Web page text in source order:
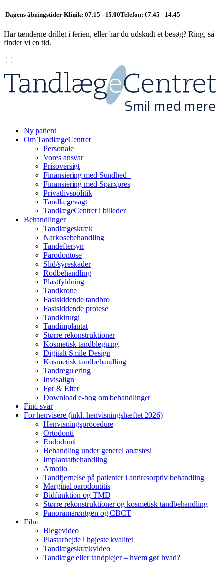
Dagens åbningstider Klinik: 07.15 - 15.00Telefon: 07.45 - 14.45
Har tænderne drillet i ferien, eller har du udskudt et besøg? Ring, så
finder vi en tid.
Smil med mere
Ny patient
Om TandlægeCentret
Personale
Vores ansvar
Prisoversigt
Finansiering med Sundhed+
Finansiering med Sparxpres
Privatlivspolitik
Tandlægevagt
TandlægeCentret i billeder
Behandlinger
Tandlægeskræk
Narkosebehandling
Tandeftersyn
Parodontose
Slid/syreskader
Rodbehandling
Plastfyldning
Tandkrone
Fastsiddende tandbro
Fastsiddende protese
Tandkirurgi
Tandimplantat
Større rekonstruktioner
Kosmetisk tandblegning
Digitalt Smile Design
Kosmetisk tandbehandling
Tandregulering
Invisalign
Før & Efter
Download e-bog om behandlinger
Find svar
For henvisere (inkl. henvisningshæftet 2026)
Henvisningsprocedure
Ortodonti
Endodonti
Behandling under generel anæstesi
Implantatbehandling
Amotio
Tandfjernelse på patienter i antiresorptiv behandling
Marginal parodontitis
Bidfunktion og TMD
Større rekonstruktioner og kosmetisk tandbehandling
Panoramarøntgen og CBCT
Film
Blegevideo
Plastarbejde i højeste kvalitet
Tandlægeskrækvideo
Tandlæge eller tandplejer – hvem gør hvad?